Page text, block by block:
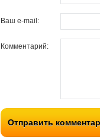
Ваш e-mail:
Комментарий:
Отправить